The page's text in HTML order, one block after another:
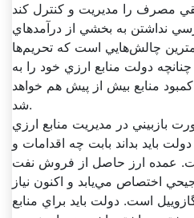
نداشتن به بخشي از درآمدهاي
چالش‌هايي است که تحريم‌ها
دولت منابع ارزي خود را به
منابع بيش از پيش هم خواهد
شد.
بازبيني در مديريت منابع ارزي
بايد بداند بابت چه اقدامات و
عمده ارز حاصل از فروش نفت
اختصاص مي‌يابد و اکنون نياز
است. دولت بايد براي منابع